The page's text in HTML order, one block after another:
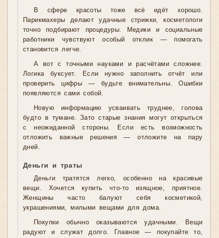
В сфере красоты тоже всё идёт хорошо.
Парикмахеры делают удачные стрижки, косметологи
точно подбирают процедуры. Медики и социальные
работники чувствуют особый отклик — помогать
становится легче.
А вот с точными науками и расчётами сложнее.
Логика буксует. Если нужно заполнить отчёт или
проверить цифры — будьте внимательны. Ошибки
появляются сами собой.
Новую информацию усваивать труднее, голова
будто в тумане. Зато старые знания могут открыться
с неожиданной стороны. Если есть возможность
отложить важные решения — отложите на пару
дней.
Деньги и траты
Деньги тратятся легко, особенно на красивые
вещи. Хочется купить что-то изящное, приятное.
Женщины часто балуют себя косметикой,
украшениями, милыми вещами для дома.
Покупки обычно оказываются удачными. Вещи
радуют и служат долго. Главное — покупайте то,